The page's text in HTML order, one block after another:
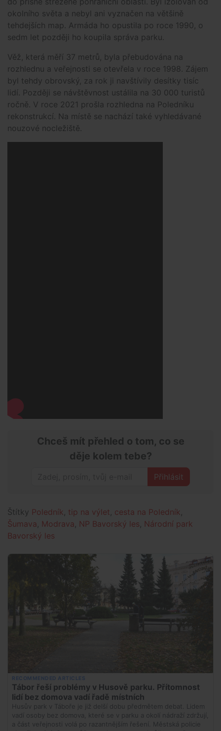
okolního světa a nebyl ani vyznačen na většině
tehdejších map. Armáda ho opustila po roce 1990, o
sedm let později ho koupila správa parku.
Věž, která měří 37 metrů, byla přebudována na
rozhlednu a veřejnosti se otevřela v roce 1998. Zájem
byl tehdy obrovský, za rok ji navštívily desítky tisíc
lidí. Později se návštěvnost ustálila na 30 000 turistů
ročně. V roce 2021 prošla rozhledna na Poledníku
rekonstrukcí. Na místě se nachází také vyhledávané
nouzové nocležiště.
Chceš mít přehled o tom, co se
děje kolem tebe?
Přihlásit
Štítky Poledník, tip na výlet, cesta na Poledník,
Šumava, Modrava, NP Bavorský les, Národní park
Bavorský les